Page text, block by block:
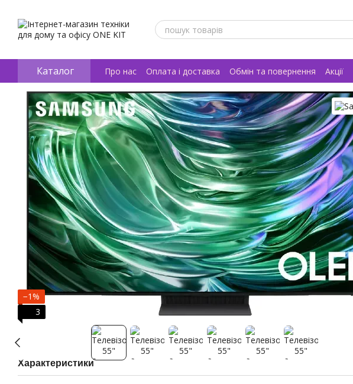
Каталог Про нас Оплата і доставка Обмін та повернення Акції
Відгуки про магазин
−1%
3
Характеристики